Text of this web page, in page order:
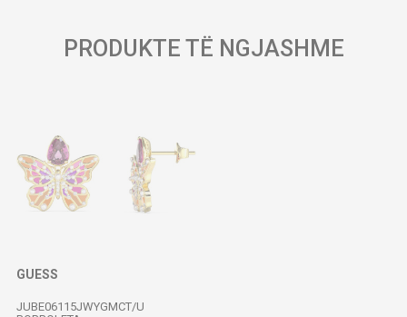
PRODUKTE TË NGJASHME
GUESS
JUBE06115JWYGMCT/U